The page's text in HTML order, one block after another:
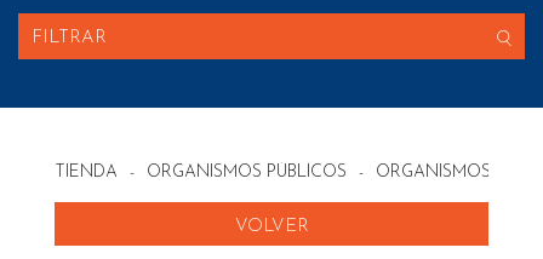
FILTRAR
TIENDA - ORGANISMOS PÚBLICOS - ORGANISMOS DE
VOLVER